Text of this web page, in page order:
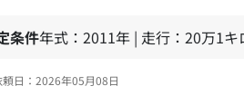
条件年式：2011年 | 走行：20万1
日：2026年05月08日